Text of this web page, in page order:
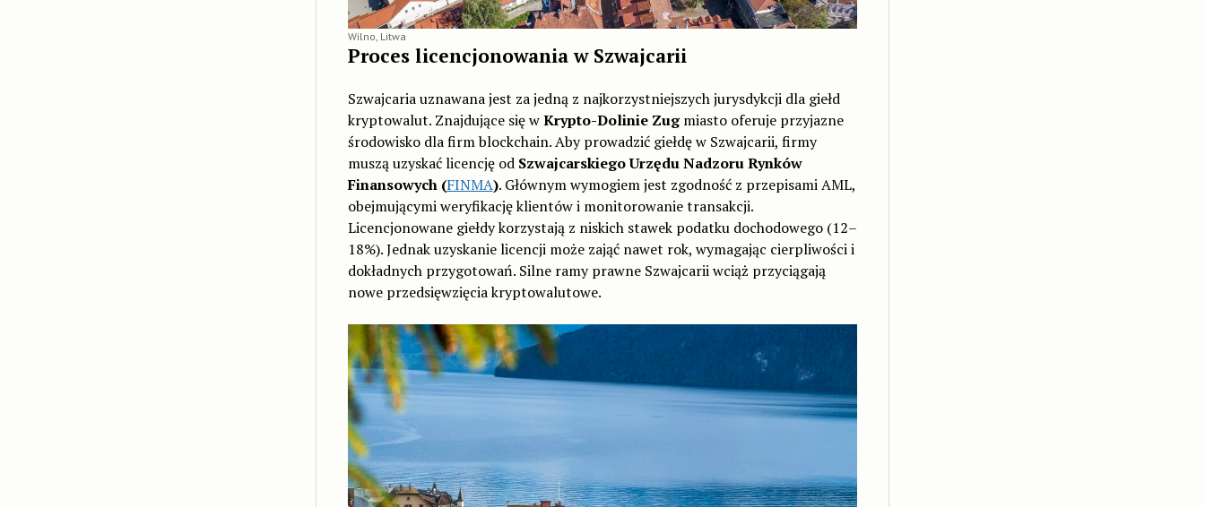
Wilno, Litwa
Proces licencjonowania w Szwajcarii
Szwajcaria uznawana jest za jedną z najkorzystniejszych jurysdykcji dla giełd
kryptowalut. Znajdujące się wKrypto-Dolinie Zugmiasto oferuje przyjazne
środowisko dla firm blockchain. Aby prowadzić giełdę w Szwajcarii, firmy
muszą uzyskać licencję od Szwajcarskiego Urzędu Nadzoru Rynków
Finansowych (FINMA). Głównym wymogiem jest zgodność z przepisami AML,
obejmującymi weryfikację klientów i monitorowanie transakcji.
Licencjonowane giełdy korzystają z niskich stawek podatku dochodowego (12–
18%). Jednak uzyskanie licencji może zająć nawet rok, wymagając cierpliwości i
dokładnych przygotowań. Silne ramy prawne Szwajcarii wciąż przyciągają
nowe przedsięwzięcia kryptowalutowe.